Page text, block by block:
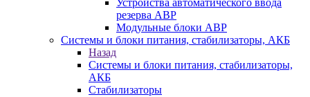
Устройства автоматического ввода
резерва АВР
Модульные блоки АВР
Системы и блоки питания, стабилизаторы, АКБ
Назад
Системы и блоки питания, стабилизаторы,
АКБ
Стабилизаторы